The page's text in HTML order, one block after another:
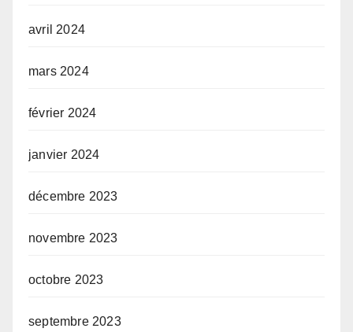
avril 2024
mars 2024
février 2024
janvier 2024
décembre 2023
novembre 2023
octobre 2023
septembre 2023